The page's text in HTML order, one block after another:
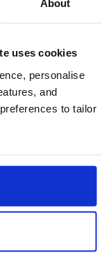
About
uses cookies
personalise
and
to tailor
y
de Deporte,
oportunidades
todas las
de Deporte: